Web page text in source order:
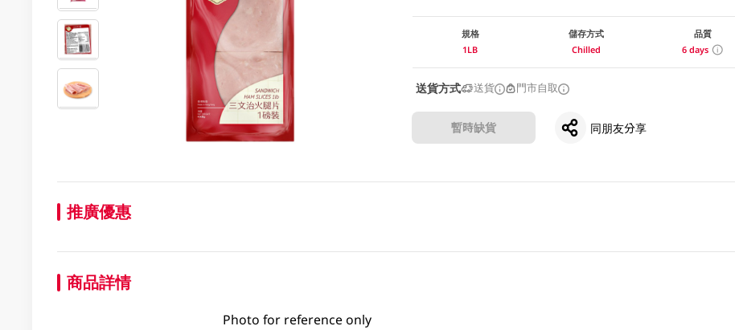
規格
1LB
儲存方式
Chilled
品質
6 days
送貨方式 送貨 門市自取
暫時缺貨 同朋友分享
推廣優惠
商品詳情
Photo for reference only